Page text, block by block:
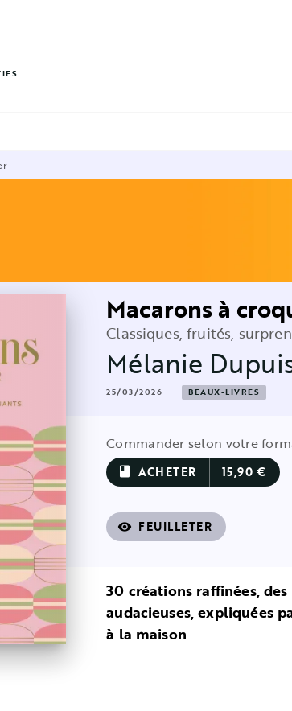
Macarons à
Classiques, fruités,
Mélanie
25/03/2026 BEAUX-LIVRES
Commander selon votre
book ACHETER 15,90 €
visibility FEUILLETER
30 créations raffinées,
audacieuses, expliquées
à la maison